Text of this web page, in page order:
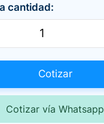
cantidad:
Cotizar
Cotizar vía Whatsapp